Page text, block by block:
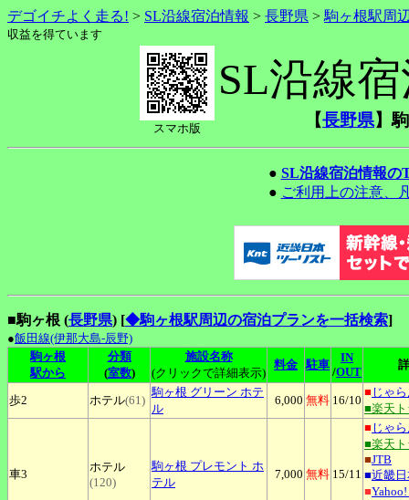
デゴイチよく走る! > SL沿線宿泊情報 > 長野県 > 駒ヶ根駅周
収益を得ています
スマホ版
SL沿線
【長野県】
● SL沿線宿泊情報の
● ご利用上の注意、
■駒ヶ根 (長野県) [◆駒ヶ根駅周辺の宿泊プランを一括検索]
●飯田線(伊那大島-辰野)
駒ヶ根
駅から
分類
(室数)
施設名称
(クリックで詳細表示)
料金 駐車
IN
/OUT
歩2 ホテル(61)
駒ヶ根 グリーン ホテ
ル
6,000 無料 16/10
■ じゃ
■楽天
車3
ホテル
(120)
駒ヶ根 プレモント ホ
テル
7,000 無料 15/11
■ じゃ
■楽天
■JTB
■近畿
■